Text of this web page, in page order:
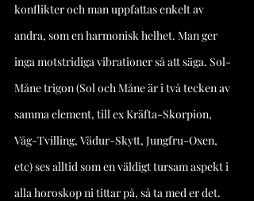
konflikter och man uppfattas enkelt av
andra, som en harmonisk helhet. Man ger
inga motstridiga vibrationer så att säga. Sol-
Måne trigon (Sol och Måne är i två tecken av
samma element, till ex Kräfta-Skorpion,
Våg-Tvilling, Vädur-Skytt, Jungfru-Oxen,
etc) ses alltid som en väldigt tursam aspekt i
alla horoskop ni tittar på, så ta med er det.